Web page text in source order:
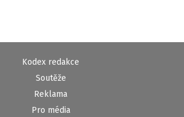
Kodex redakce
Soutěže
Reklama
Pro média